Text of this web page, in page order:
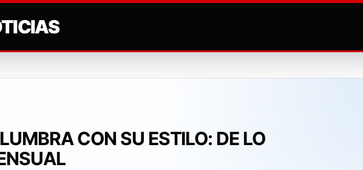
CON SU ESTILO: DE LO